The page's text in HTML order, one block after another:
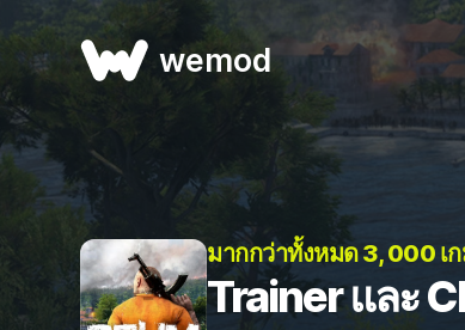
wemod
มากกว่าทั้งหมด 3, 000 เ
Trainer และ